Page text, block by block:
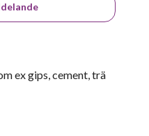
ex gips, cement, trä